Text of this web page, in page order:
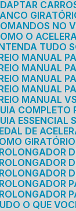
ADAPTAR
BANCO
COMANDOS NO
COMO O
TUDO
MANUAL
MANUAL
MANUAL
MANUAL
MANUAL
GUIA
GUIA
PEDAL DE
POMO
PROLONGADOR
PROLONGADOR
PROLONGADOR
PROLONGADOR
PROLONGADOR
TUDO O QUE